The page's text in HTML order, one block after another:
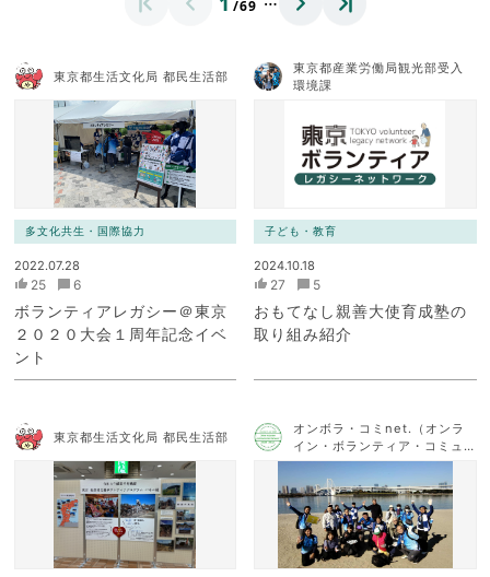
/69
東京都生活文化局 都民生活部
多文化共生・国際協力
2022.07.28
25 6
ボランティアレガシー＠東京
２０２０大会１周年記念イベ
ント
東京都産業労働局観光部受入
環境課
子ども・教育
2024.10.18
27 5
おもてなし親善大使育成塾の
取り組み紹介
東京都生活文化局 都民生活部
オンボラ・コミnet.（オンラ
イン・ボランティア・コミュ
ニケーション・ネットワー